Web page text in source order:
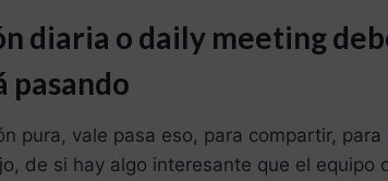
diaria o daily meeting
pasando
pura, vale pasa eso, para compartir, para
de si hay algo interesante que el equipo